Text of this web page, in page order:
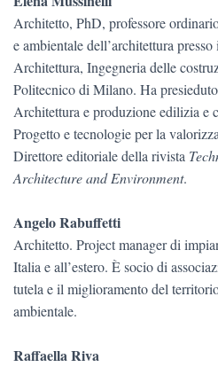
Architetto, PhD, professore
e ambientale dell’architettura
Architettura, Ingegneria delle
Politecnico di Milano. Ha
Architettura e produzione edilizia e
Progetto e tecnologie per la
Direttore editoriale della rivista
Architecture and Environment.
Angelo Rabuffetti
Architetto. Project manager di
Italia e all’estero. È socio di
tutela e il miglioramento del
ambientale.
Raffaella Riva